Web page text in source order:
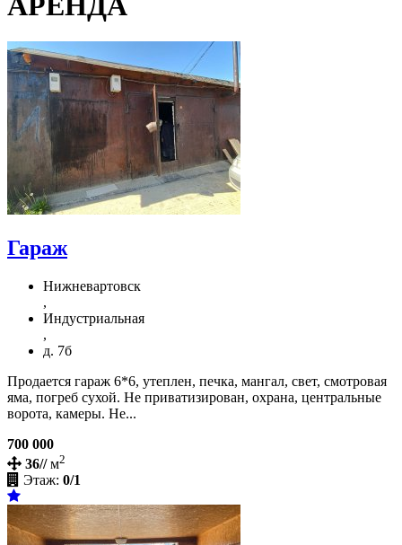
Гараж
Нижневартовск
,
Индустриальная
,
д. 7б
Продается гараж 6*6, утеплен, печка, мангал, свет, смотровая
яма, погреб сухой. Не приватизирован, охрана, центральные
ворота, камеры. Не...
700 000
36//м2
Этаж: 0/1